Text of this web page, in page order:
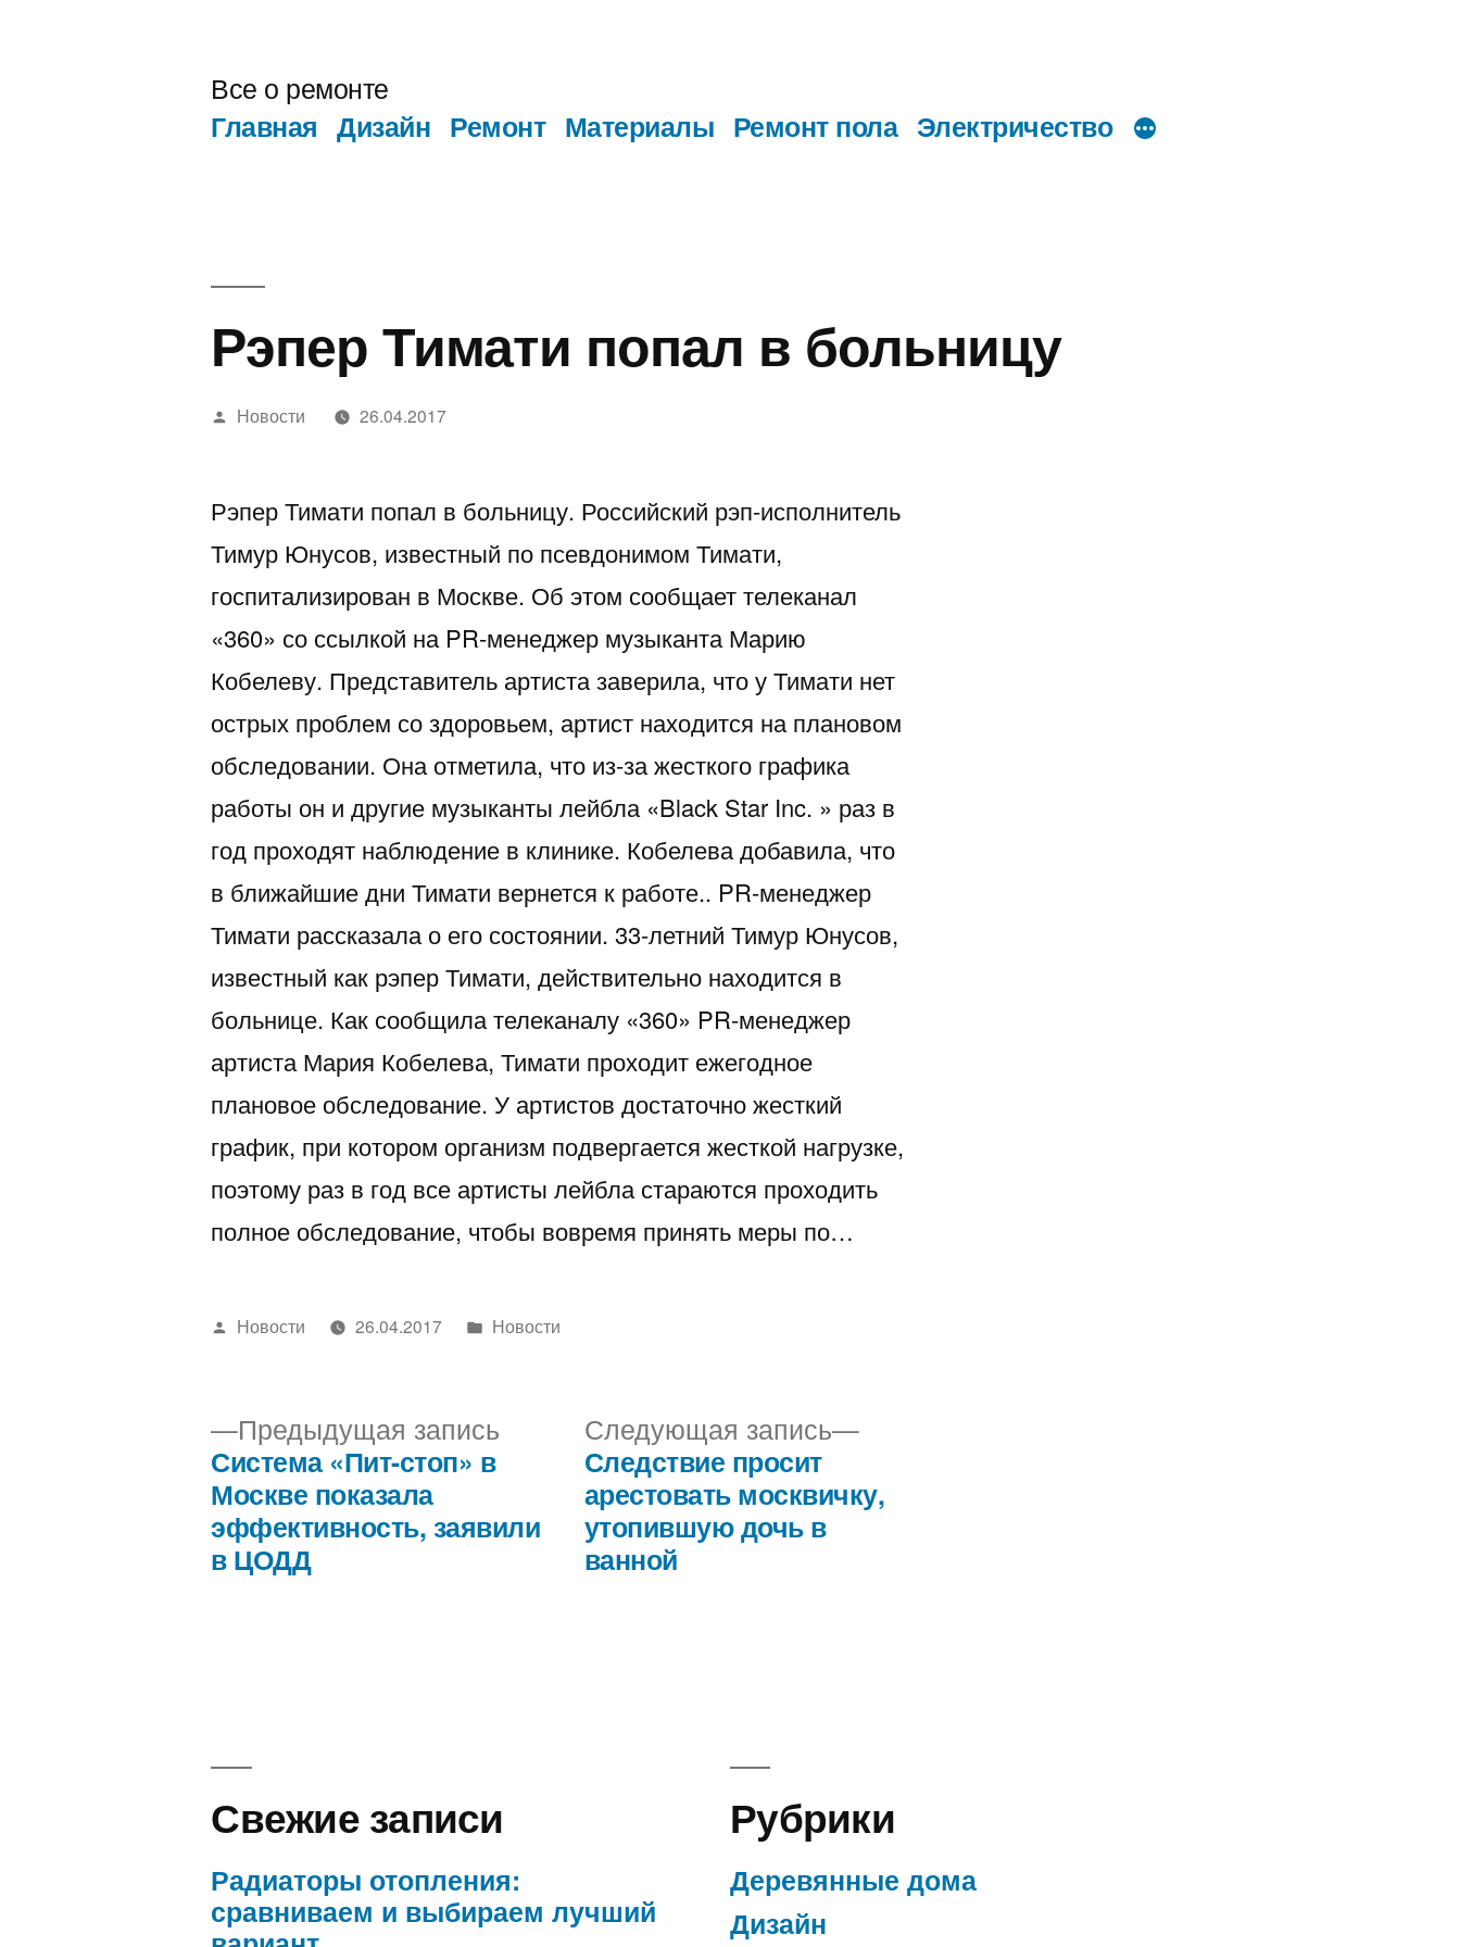
Все о ремонте
Главная Дизайн Ремонт Материалы Ремонт пола Электричество
Рэпер Тимати попал в больницу
Написано
Новости 26.04.2017
Рэпер Тимати попал в больницу. Российский рэп-исполнитель
Тимур Юнусов, известный по псевдонимом Тимати,
госпитализирован в Москве. Об этом сообщает телеканал
«360» со ссылкой на PR-менеджер музыканта Марию
Кобелеву. Представитель артиста заверила, что у Тимати нет
острых проблем со здоровьем, артист находится на плановом
обследовании. Она отметила, что из-за жесткого графика
работы он и другие музыканты лейбла «Black Star Inc. » раз в
год проходят наблюдение в клинике. Кобелева добавила, что
в ближайшие дни Тимати вернется к работе.. PR-менеджер
Тимати рассказала о его состоянии. 33-летний Тимур Юнусов,
известный как рэпер Тимати, действительно находится в
больнице. Как сообщила телеканалу «360» PR-менеджер
артиста Мария Кобелева, Тимати проходит ежегодное
плановое обследование. У артистов достаточно жесткий
график, при котором организм подвергается жесткой нагрузке,
поэтому раз в год все артисты лейбла стараются проходить
полное обследование, чтобы вовремя принять меры по…
Написано
Новости 26.04.2017
Написано
Новости
Навигация
Предыдущая запись Предыдущая
запись:
Система «Пит-стоп» в
Москве показала
эффективность, заявили
в ЦОДД
Следующая запись
Следующая
Следствие просит
арестовать москвичку,
утопившую дочь в
ванной
Свежие записи
Радиаторы отопления:
сравниваем и выбираем лучший
Рубрики
Деревянные дома
Дизайн